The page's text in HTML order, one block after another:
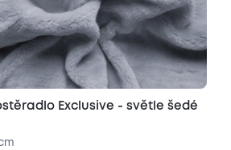
Exclusive - světle šedé